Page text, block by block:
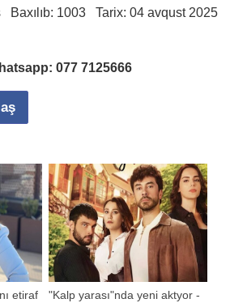
Baxılıb: 1003 Tarix: 04 avqust 2025
077 7125666
etiraf
"Kalp yarası"nda yeni aktyor -